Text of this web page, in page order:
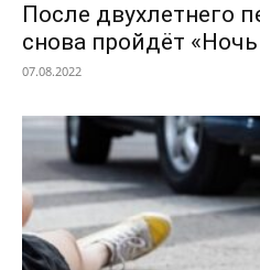
После двухлетнего
снова пройдёт
07.08.2022